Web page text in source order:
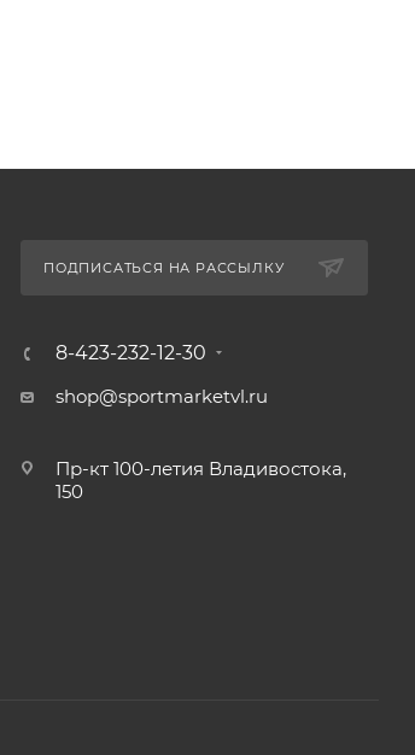
ПОДПИСАТЬСЯ НА РАССЫЛКУ
8-423-232-12-30
shop@sportmarketvl.ru
Пр-кт 100-летия Владивостока,
150